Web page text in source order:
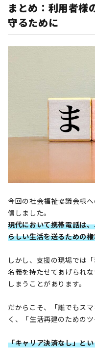
まとめ：利用者様
守るために
今回の社会福祉協議会様
信しました。
現代において携帯電話は
らしい生活を送るための
しかし、支援の現場では
名義を持たせてあげられ
しまうことがあります。
だからこそ、「誰でもス
く、「生活再建のための
「キャリア決済なし」と